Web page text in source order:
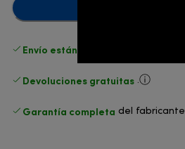
Envío estándar gratuito
Devoluciones gratuitas .
Garantía completa del fabricante